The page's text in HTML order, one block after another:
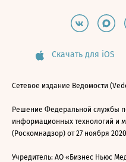
Скачать для iOS
Сетевое издание Ведомости
Решение Федеральной службы
информационных технологий и
(Роскомнадзор) от 27 ноября
Учредитель: АО «Бизнес Ньюс